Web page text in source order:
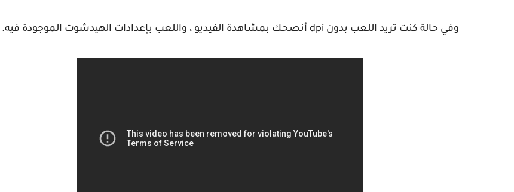
وفي حالة كنت تريد اللعب بدون dpi أنصحك بمشاهدة الفيديو ، واللعب بإعدادات الهيدشوت الموجودة فيه.